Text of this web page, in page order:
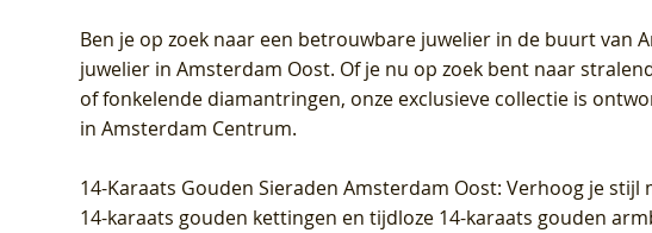
Blush Lab Diamonds Oorhangers
LG9006Y/S - Geelgoud (14k) met Lab
grown Diamant
Blush Lab Diamonds
LG9007Y/S -
grown Diamant
Blush Lab Diamonds Collier LG3019Y
– Geelgoud (14k) met Lab grown
Diamant
Blush Lab Diamonds
Geelgoud (14k) met
Diamant
Blush Lab Diamonds Ring LG1031Y -
Geelgoud (14k) met Lab grown
Diamant
Blush Lab Diamonds
Geelgoud (14k) met
Diamant
Ben je op zoek naar een betrouwbare juwelier in de buurt van
juwelier in Amsterdam Oost. Of je nu op zoek bent naar
of fonkelende diamantringen, onze exclusieve collectie is
in Amsterdam Centrum.
14-Karaats Gouden Sieraden Amsterdam Oost: Verhoog je stijl
14-karaats gouden kettingen en tijdloze 14-karaats gouden